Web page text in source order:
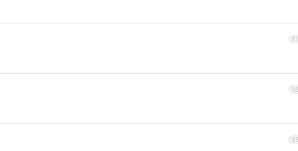
11
12
13